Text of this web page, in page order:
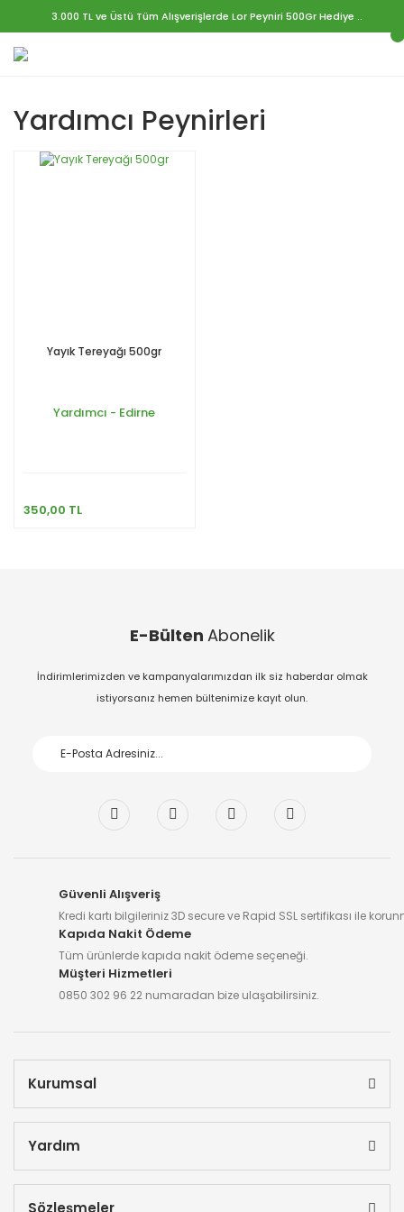
3.000 TL ve Üstü Tüm Alışverişlerde Lor Peyniri 500Gr Hediye ..
Yardımcı Peynirleri
Yayık Tereyağı 500gr
Yardımcı - Edirne
350,00 TL
E-Bülten Abonelik
İndirimlerimizden ve kampanyalarımızdan ilk siz haberdar olmak
istiyorsanız hemen bültenimize kayıt olun.
Güvenli Alışveriş
Kredi kartı bilgileriniz 3D secure ve Rapid SSL sertifikası ile
Kapıda Nakit Ödeme
Tüm ürünlerde kapıda nakit ödeme seçeneği.
Müşteri Hizmetleri
0850 302 96 22 numaradan bize ulaşabilirsiniz.
Kurumsal
Yardım
Sözleşmeler